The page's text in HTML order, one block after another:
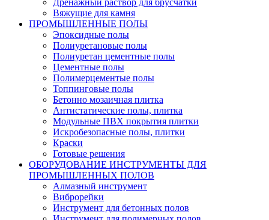
Вяжущие для камня
ПРОМЫШЛЕННЫЕ ПОЛЫ
Эпоксидные полы
Полиуретановые полы
Полиуретан цементные полы
Цементные полы
Полимерцементые полы
Топпинговые полы
Бетонно мозаичная плитка
Антистатические полы, плитка
Модульные ПВХ покрытия плитки
Искробезопасные полы, плитки
Краски
Готовые решения
ОБОРУДОВАНИЕ ИНСТРУМЕНТЫ ДЛЯ
ПРОМЫШЛЕННЫХ ПОЛОВ
Алмазный инструмент
Виброрейки
Инструмент для бетонных полов